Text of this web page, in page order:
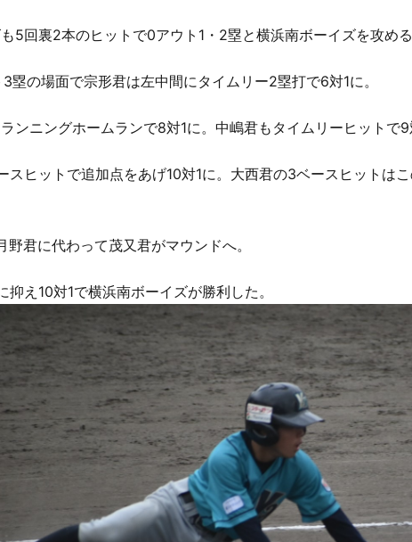
5回裏2本のヒットで0アウト1・2塁と横浜南ボーイズを攻め
塁の場面で宗形君は左中間にタイムリー2塁打で6対1に。
ンニングホームランで8対1に。中嶋君もタイムリーヒットで9
スヒットで追加点をあげ10対1に。大西君の3ベースヒットは
野君に代わって茂又君がマウンドへ。
抑え10対1で横浜南ボーイズが勝利した。